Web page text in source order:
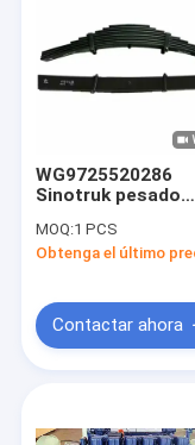
Productos
WG9725520286
Sinotruk pesado
camión
montaje de
MOQ:1 PCS
Obtenga el último
Contactar ahora